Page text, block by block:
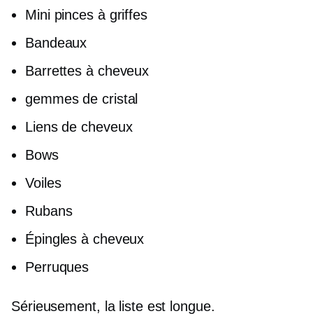
Mini pinces à griffes
Bandeaux
Barrettes à cheveux
gemmes de cristal
Liens de cheveux
Bows
Voiles
Rubans
Épingles à cheveux
Perruques
Sérieusement, la liste est longue.